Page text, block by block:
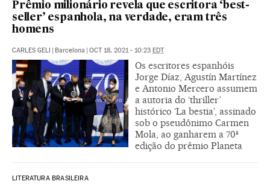
Prêmio milionário revela que escritora ‘best-
seller’ espanhola, na verdade, eram três
homens
CARLES GELI Barcelona OCT 18, 2021 - 10:23 EDT
Os escritores espanhóis
Jorge Díaz, Agustín Martínez
e Antonio Mercero assumem
a autoria do ‘thriller’
histórico ‘La bestia’, assinado
sob o pseudônimo Carmen
Mola, ao ganharem a 70ª
edição do prêmio Planeta
LITERATURA BRASILEIRA